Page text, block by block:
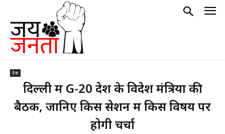
देश
दिल्ली में G-20 देश के विदेश मंत्रियों की
बैठक, जानिए किस सेशन में किस विषय पर
होगी चर्चा